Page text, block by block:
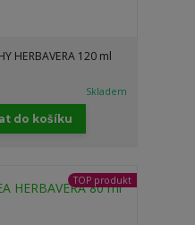
HERBAVERA 120 ml
Skladem
do košíku
TOP produkt